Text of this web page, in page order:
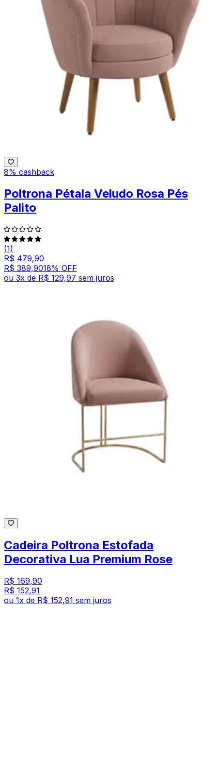
8% cashback
Poltrona Pétala Veludo Rosa Pés
Palito
(1)
R$ 479,90
R$ 389,9018% OFF
ou 3x de R$ 129,97 sem juros
Cadeira Poltrona Estofada
Decorativa Lua Premium Rose
R$ 169,90
R$ 152,91
ou 1x de R$ 152,91 sem juros